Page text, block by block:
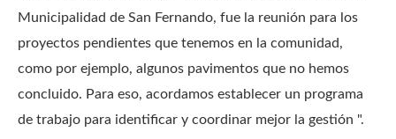
Municipalidad de San Fernando, fue la reunión para los
proyectos pendientes que tenemos en la comunidad,
como por ejemplo, algunos pavimentos que no hemos
concluido. Para eso, acordamos establecer un programa
de trabajo para identificar y coordinar mejor la gestión ".